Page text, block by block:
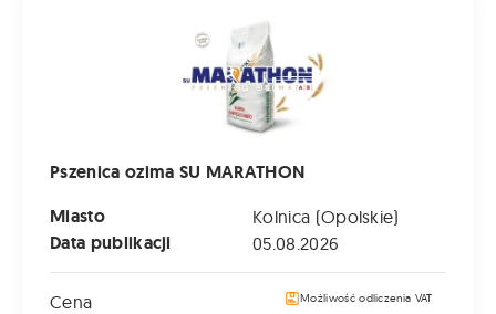
Pszenica ozima SU MARATHON
Miasto
Kolnica (Opolskie)
Data publikacji 05.08.2026
Cena Możliwość odliczenia VAT